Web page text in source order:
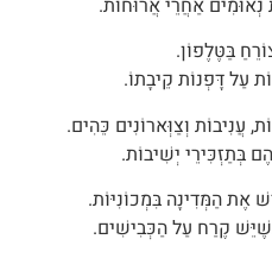
בַּטֶּלֶפוֹן.
עַל דָּפְנוֹת קֵיבָתוֹ.
עֲנִיבוֹת וְצַוְּארוֹנִים כֵּהִים.
בְּתַזְכִּירֵי יְשִׁיבוֹת.
אֶת הַמְּדִינָה בִּמְכוֹנִיּוֹת.
קֶרַח עַל הַכְּבִישִׁים.